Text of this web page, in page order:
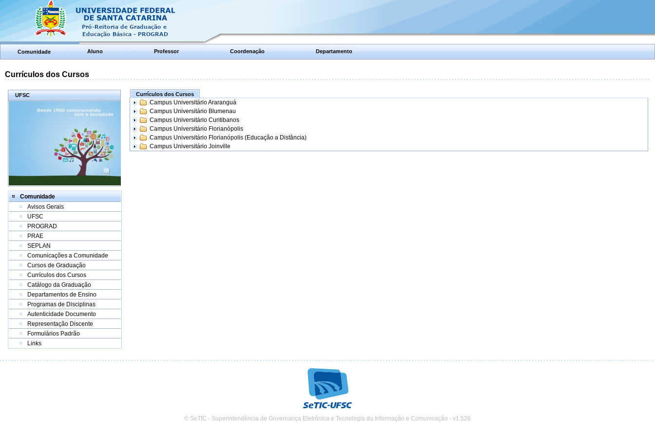
Comunidade Aluno Professor Coordenação Departamento
Currículos dos Cursos
UFSC
Comunidade
Avisos Gerais
UFSC
PROGRAD
PRAE
SEPLAN
Comunicações a Comunidade
Cursos de Graduação
Currículos dos Cursos
Catálogo da Graduação
Departamentos de Ensino
Programas de Disciplinas
Autenticidade Documento
Representação Discente
Formulários Padrão
Links
Currículos dos Cursos
Campus Universitário Araranguá
Campus Universitário Blumenau
Campus Universitário Curitibanos
Campus Universitário Florianópolis
Campus Universitário Florianópolis (Educação a Distância)
Campus Universitário Joinville
© SeTIC - Superintendência de Governança Eletrônica e Tecnologia da Informação e Comunicação - v1.526